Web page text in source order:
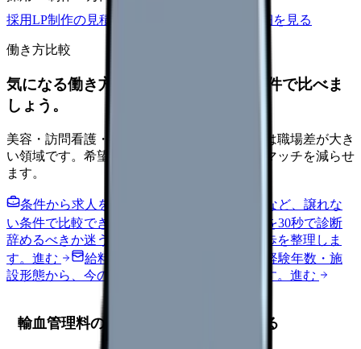
採用LP制作の見積もりを依頼
サービス詳細を見る
働き方比較
気になる働き方を、求人を見る前に条件で比べま
しょう。
美容・訪問看護・クリニック・夜勤なしなどは職場差が大き
い領域です。希望条件を先に整理するとミスマッチを減らせ
ます。
条件から求人を見る
夜勤回数・残業・通勤など、譲れな
い条件で比較できます。
職場の悩みを30秒で診断
辞めるべきか迷う前に、悩みの種類と次の一歩を整理しま
す。 進む 給料コンパスで比較する
地域・経験年数・施
設形態から、今の給料の現在地を確認できます。 進む
輸血管理料の算定要件を確実に押さえる